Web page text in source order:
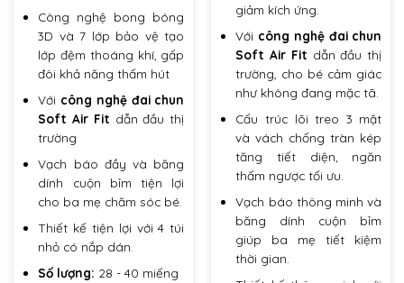
Công nghệ bong bóng
3D và 7 lớp bảo vệ tạo
lớp đệm thoáng khí, gấp
đôi khả năng thấm hút
Với công nghệ đai chun
Soft Air Fit dẫn đầu thị
trường
Vạch báo đầy và băng
dính cuộn bỉm tiện lợi
cho ba mẹ chăm sóc bé.
Thiết kế tiện lợi với 4 túi
nhỏ có nắp dán.
Số lượng: 28 - 40 miếng
giảm kích ứng.
Với công nghệ đai chun
Soft Air Fit dẫn đầu thị
trường , cho bé cảm giác
như không đang mặc tã.
Cấu trúc lõi treo 3 mặt
và vách chống tràn kép
tăng tiết diện, ngăn
thấm ngược tối ưu.
Vạch báo thông minh và
băng dính cuộn bỉm
giúp ba mẹ tiết kiệm
thời gian.